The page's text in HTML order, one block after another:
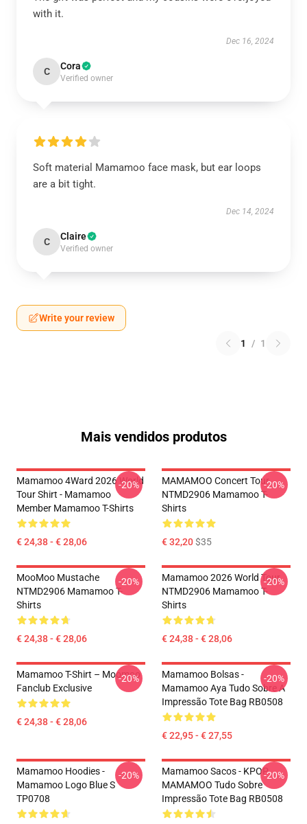
with it.
Dec 16, 2024
C Cora
Verified owner
Soft material Mamamoo face mask, but ear loops
are a bit tight.
Dec 14, 2024
C Claire
Verified owner
Write your review
1 / 1
Mais vendidos produtos
Mamamoo 4Ward 2026 World
Tour Shirt - Mamamoo
Member Mamamoo T-Shirts
€ 24,38 - € 28,06
-20%
MAMAMOO Concert Tour
NTMD2906 Mamamoo T-
Shirts
€ 32,20$35
-20%
MooMoo Mustache
NTMD2906 Mamamoo T-
Shirts
€ 24,38 - € 28,06
-20%
Mamamoo 2026 World Tour
NTMD2906 Mamamoo T-
Shirts
€ 24,38 - € 28,06
-20%
Mamamoo T-Shirt – Moomoo
Fanclub Exclusive
€ 24,38 - € 28,06
-20%
Mamamoo Bolsas -
Mamamoo Aya Tudo Sobre A
Impressão Tote Bag RB0508
€ 22,95 - € 27,55
-20%
Mamamoo Hoodies -
Mamamoo Logo Blue S
TP0708
-20%
Mamamoo Sacos - KPOP
MAMAMOO Tudo Sobre
Impressão Tote Bag RB0508
-20%